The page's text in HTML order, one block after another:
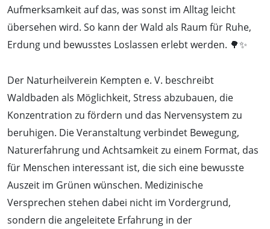
Aufmerksamkeit auf das, was sonst im Alltag leicht
übersehen wird. So kann der Wald als Raum für Ruhe,
Erdung und bewusstes Loslassen erlebt werden. 🌳✨
Der Naturheilverein Kempten e. V. beschreibt
Waldbaden als Möglichkeit, Stress abzubauen, die
Konzentration zu fördern und das Nervensystem zu
beruhigen. Die Veranstaltung verbindet Bewegung,
Naturerfahrung und Achtsamkeit zu einem Format, das
für Menschen interessant ist, die sich eine bewusste
Auszeit im Grünen wünschen. Medizinische
Versprechen stehen dabei nicht im Vordergrund,
sondern die angeleitete Erfahrung in der